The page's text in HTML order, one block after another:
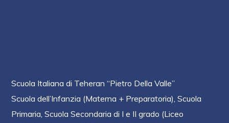
Scuola Italiana di Teheran “Pietro Della Valle”
Scuola dell’Infanzia (Materna + Preparatoria), Scuola
Primaria, Scuola Secondaria di I e II grado (Liceo